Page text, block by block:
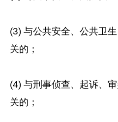
(3) 与公共安全、公共卫
关的；
(4) 与刑事侦查、起诉、
关的；